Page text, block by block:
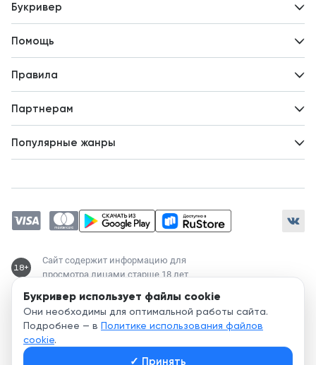
Букривер использует файлы cookie
Они необходимы для оптимальной работы сайта.
Подробнее — в Политике использования файлов
cookie.
✓ Принять
Букривер
Новости
Помощь
Правила
Партнерам
Популярные жанры
Магические академии
Современный любовный роман
Любовное фэнтези
18+
Сайт содержит информацию для
просмотра лицами старше 18 лет
Служба поддержки:
support@bookriver.ru
2020-
© Bookriver — литературно-издательская площадка,